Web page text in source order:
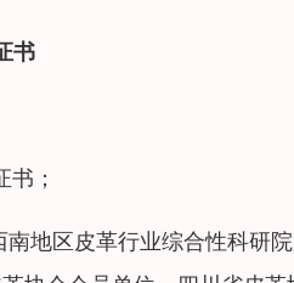
书
；
南地区皮革行业综合性科